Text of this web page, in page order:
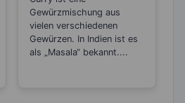
Gewürzmischung aus
vielen verschiedenen
Gewürzen. In Indien ist es
als „Masala“ bekannt....